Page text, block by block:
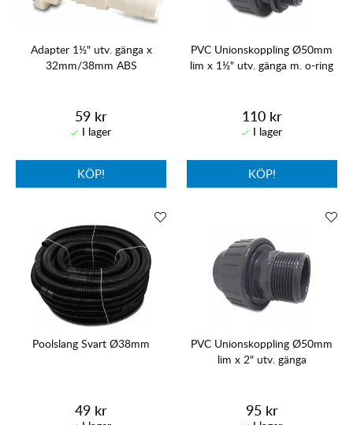
Adapter 1½" utv. gänga x
32mm/38mm ABS
59 kr
KÖP!
PVC Unionskoppling Ø50mm
lim x 1½" utv. gänga m. o-ring
110 kr
KÖP!
Poolslang Svart Ø38mm
49 kr
PVC Unionskoppling Ø50mm
lim x 2" utv. gänga
95 kr